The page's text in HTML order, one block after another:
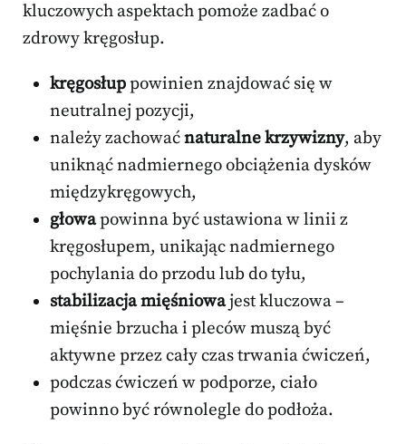
kluczowych aspektach pomoże zadbać o
zdrowy kręgosłup.
kręgosłuppowinien znajdować się w
neutralnej pozycji,
należy zachowaćnaturalne krzywizny, aby
uniknąć nadmiernego obciążenia dysków
międzykręgowych,
głowapowinna być ustawiona w linii z
kręgosłupem, unikając nadmiernego
pochylania do przodu lub do tyłu,
stabilizacja mięśniowajest kluczowa –
mięśnie brzucha i pleców muszą być
aktywne przez cały czas trwania ćwiczeń,
podczas ćwiczeń w podporze, ciało
powinno być równolegle do podłoża.